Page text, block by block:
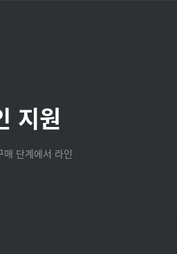
지원
단계에서 라인